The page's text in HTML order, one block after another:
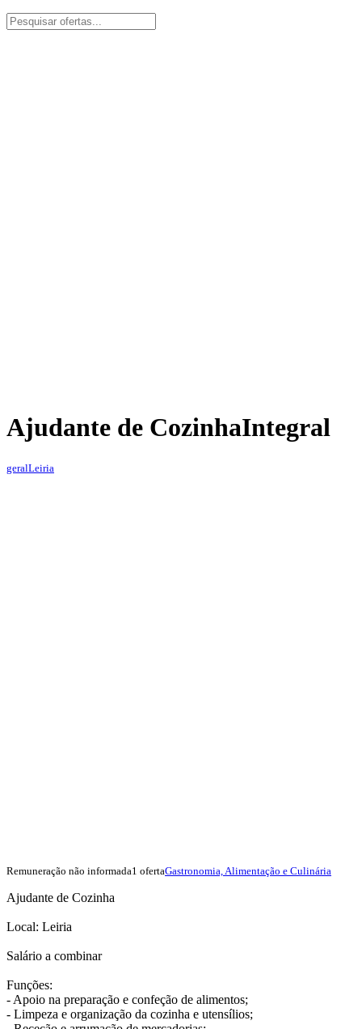
Ajudante de CozinhaIntegral
geralLeiria
Remuneração não informada1 ofertaGastronomia, Alimentação e Culinária
Ajudante de Cozinha
Local: Leiria
Salário a combinar
Funções:
- Apoio na preparação e confeção de alimentos;
- Limpeza e organização da cozinha e utensílios;